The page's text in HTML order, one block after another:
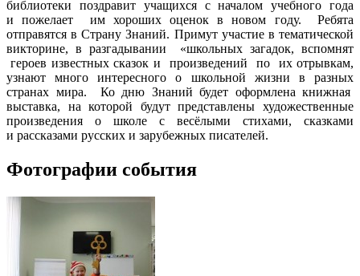
библиотеки поздравит учащихся с началом учебного года
и пожелает
им хороших оценок в новом году.
Ребята
отправятся в Страну Знаний. Примут участие в тематической
викторине, в разгадывании
«школьных загадок, вспомнят
героев известных сказок и
произведений по
их отрывкам,
узнают много интересного о школьной жизни в разных
странах мира.
Ко дню Знаний будет оформлена книжная
выставка, на которой будут представлены художественные
произведения о школе с весёлыми стихами, сказками
и рассказами русских и зарубежных писателей.
Фотографии события